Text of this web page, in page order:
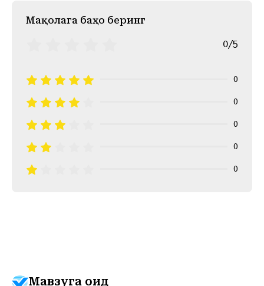
Mақолага баҳо беринг
0/5
0
0
0
0
0
Мавзуга оид